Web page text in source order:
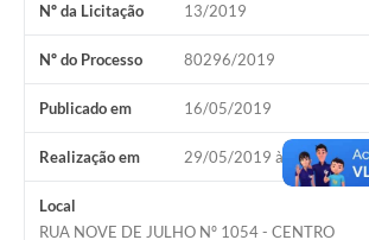
Nº da Licitação 13/2019
Nº do Processo 80296/2019
Publicado em 16/05/2019
Realização em 29/05/2019 às 09h00
Local
RUA NOVE DE JULHO Nº 1054 - CENTRO